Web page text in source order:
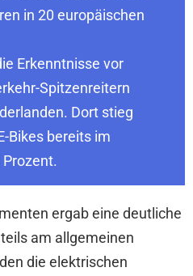
in 20 europäischen
Erkenntnisse vor
Spitzenreitern
Dort stieg
Bikes bereits im
ergab eine deutliche
am allgemeinen
die elektrischen